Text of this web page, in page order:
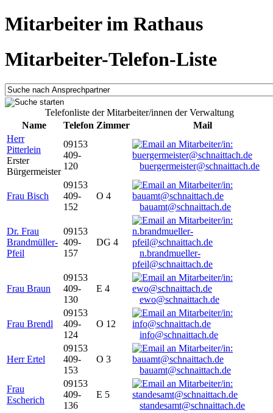
Mitarbeiter im Rathaus
Mitarbeiter-Telefon-Liste
Telefonliste der Mitarbeiter/innen der Verwaltung
Name
Telefon Zimmer
Mail
Herr
Pitterlein
Erster
Bürgermeister
09153
409-
120
buergermeister@schnaittach.de
Frau Bisch
09153
409-
152
O 4
bauamt@schnaittach.de
Dr. Frau
Brandmüller-
Pfeil
09153
409-
157
DG 4
n.brandmueller-
pfeil@schnaittach.de
Frau Braun
09153
409-
130
E 4
ewo@schnaittach.de
Frau Brendl
09153
409-
124
O 12
info@schnaittach.de
Herr Ertel
09153
409-
153
O 3
bauamt@schnaittach.de
Frau
Escherich
09153
409-
136
E 5
standesamt@schnaittach.de